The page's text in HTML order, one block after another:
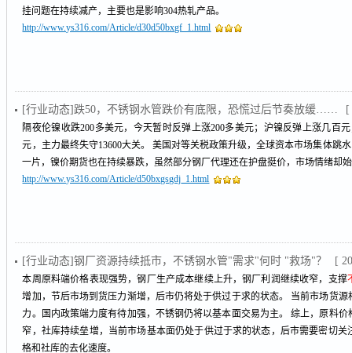
挂问题在持续减产，主要也是影响304热轧产品。
http://www.ys316.com/Article/d30d50bxgf_1.html
[行业动态]跌50，不锈钢水管跌价有底限，恐慌过后节奏放缓…… [
隔夜伦镍收跌200多美元，今天暂时反弹上涨200多美元；沪镍反弹上涨几百
元，主力最终失守13600大关。 美国对等关税政策升级，全球资本市场集体跳
一片，镍价期货也在持续暴跌，虽然部分钢厂代理还在护盘挺价，市场情绪却
http://www.ys316.com/Article/d50bxgsgdj_1.html
[行业动态]钢厂资源持续抵市，不锈钢水管"需求"何时 "救场"？ [
本周原料端价格表现强势，钢厂生产成本继续上升，钢厂利润继续收窄，支撑
增加，节后市场到货压力渐增，后市仍将处于供过于求的状态。 当前市场货
力。国内政策端力度有待加强，不锈钢仍将以基本面交易为主。 综上，原料
窄，社库持续垒增，当前市场基本面仍处于供过于求的状态，后市需要密切
格和社库的去化速度。